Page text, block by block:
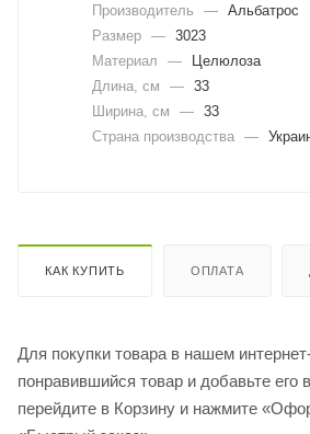
Производитель
— Альбатрос
Размер — 3023
Материал
—
Целюлоза
Длина, cм
— 33
Ширина, cм
— 33
Страна производства —
КАК КУПИТЬ ОПЛАТА
Для покупки товара в нашем
понравившийся товар и добавьте его
перейдите в Корзину и нажмите